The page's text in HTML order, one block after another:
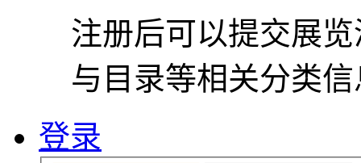
注册后可以提交展
与目录等相关分类
登录